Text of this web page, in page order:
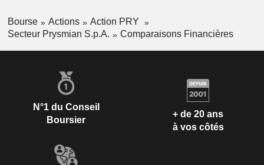
Bourse Actions
Action PRY
Secteur Prysmian S.p.A.
Comparaisons Financières
N°1 du Conseil
Boursier
+ de 20 ans
à vos côtés